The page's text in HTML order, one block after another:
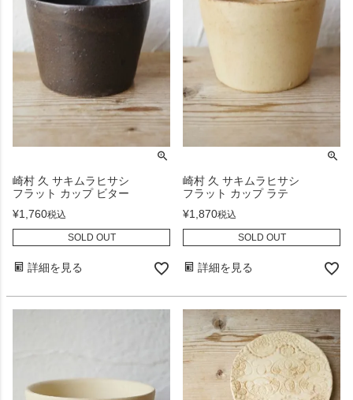
崎村 久 サキムラヒサシ
フラット カップ ビター
¥1,760税込
SOLD OUT
詳細を見る
崎村 久 サキムラヒサシ
フラット カップ ラテ
¥1,870税込
SOLD OUT
詳細を見る